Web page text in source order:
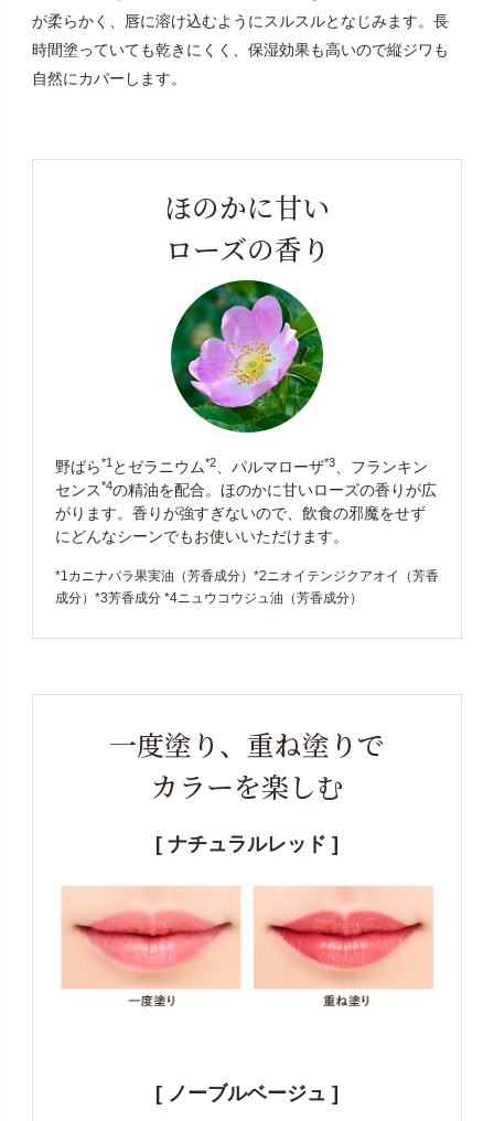
が柔らかく、唇に溶け込むようにスルスルとなじみます。長
時間塗っていても乾きにくく、保湿効果も高いので縦ジワも
自然にカバーします。
ほのかに甘い
ローズの香り
野ばら*1とゼラニウム*2、パルマローザ*3、フランキン
センス*4の精油を配合。ほのかに甘いローズの香りが広
がります。香りが強すぎないので、飲食の邪魔をせず
にどんなシーンでもお使いいただけます。
*1カニナバラ果実油（芳香成分）*2ニオイテンジクアオイ（芳香
成分）*3芳香成分 *4ニュウコウジュ油（芳香成分）
一度塗り、重ね塗りで
カラーを楽しむ
[ ナチュラルレッド ]
[ ノーブルベージュ ]